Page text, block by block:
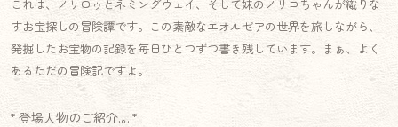
これは、ノリロゥとネミングウェイ、そして妹のノリコちゃんが織りな
すお宝探しの冒険譚です。この素敵なエオルゼアの世界を旅しながら、
発掘したお宝物の記録を毎日ひとつずつ書き残しています。まぁ、よく
あるただの冒険記ですよ。
* 登場人物のご紹介.｡.:*